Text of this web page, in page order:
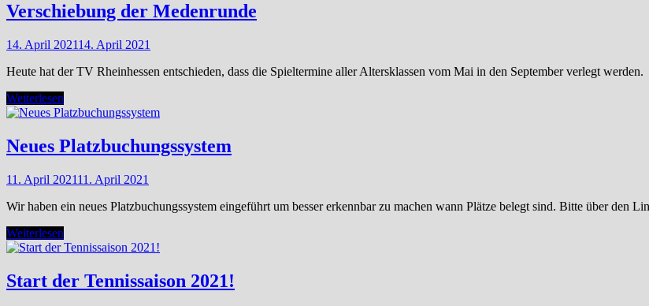
Verschiebung der Medenrunde
14. April 202114. April 2021
Heute hat der TV Rheinhessen entschieden, dass die Spieltermine aller Altersklassen vom Mai in den September verlegt werden.
Verschiebung
der
Weiterlesen
Neues Platzbuchungssystem
11. April 202111. April 2021
Wir haben ein neues Platzbuchungssystem eingeführt um besser erkennbar zu machen wann Plätze belegt sind. Bitte über den
Neues
Platzbuchungssystem
Weiterlesen
Start der Tennissaison 2021!